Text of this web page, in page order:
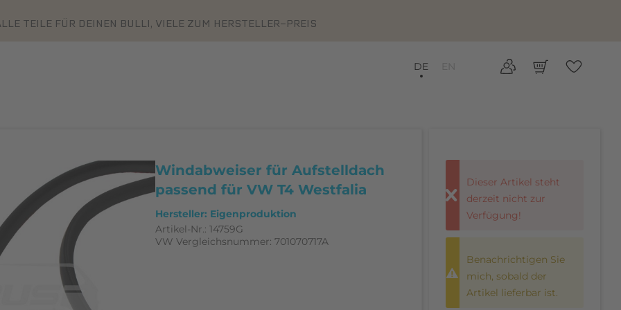
TEILE FÜR DEINEN BULLI, VIELE ZUM HERSTELLER-PREIS
DE
Windabweiser für Aufstelldach
passend für VW T4 Westfalia
Hersteller: Eigenproduktion
Artikel-Nr.: 14759G
VW Vergleichsnummer: 701070717A
Dieser Artikel steht
derzeit nicht zur
Verfügung!
Benachrichtigen Sie
mich, sobald der
Artikel lieferbar ist.